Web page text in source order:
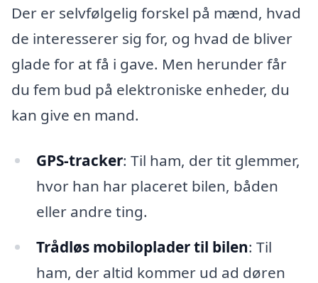
Der er selvfølgelig forskel på mænd, hvad
de interesserer sig for, og hvad de bliver
glade for at få i gave. Men herunder får
du fem bud på elektroniske enheder, du
kan give en mand.
GPS-tracker: Til ham, der tit glemmer,
hvor han har placeret bilen, båden
eller andre ting.
Trådløs mobiloplader til bilen: Til
ham, der altid kommer ud ad døren